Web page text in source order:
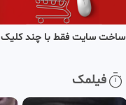
ساخت سایت فقط با چند کلیک
فیلمک